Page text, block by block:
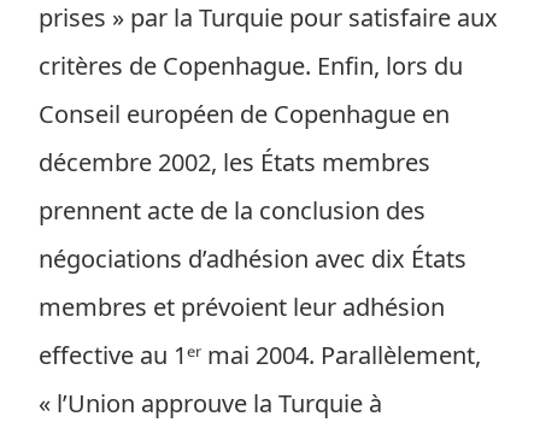
prises » par la Turquie pour satisfaire aux
critères de Copenhague. Enfin, lors du
Conseil européen de Copenhague en
décembre 2002, les États membres
prennent acte de la conclusion des
négociations d’adhésion avec dix États
membres et prévoient leur adhésion
effective au 1ᵉʳ mai 2004. Parallèlement,
« l’Union approuve la Turquie à